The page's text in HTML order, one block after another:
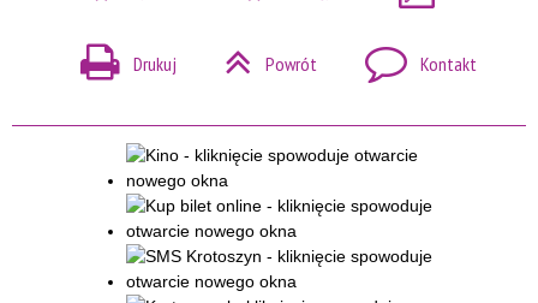
Drukuj Powrót Kontakt